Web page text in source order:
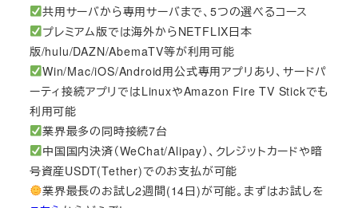
共用サーバから専用サーバまで、5つの選べるコース
プレミアム版では海外からNETFLIX日本
版/hulu/DAZN/AbemaTV等が利用可能
Win/Mac/iOS/Android用公式専用アプリあり、サードパ
ーティ接続アプリではLinuxやAmazon Fire TV Stickでも
利用可能
業界最多の同時接続7台
中国国内決済（WeChat/Alipay）、クレジットカードや暗
号資産USDT(Tether)でのお支払が可能
業界最長のお試し2週間(14日)が可能。まずはお試しを